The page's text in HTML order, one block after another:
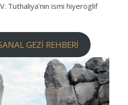
Tuthaliya’nın ismi hiyeroglif
GEZİ REHBERİ